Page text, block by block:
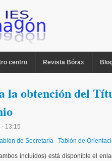
centro Revista Bórax
la obtención del
- 13:15
de Secretaria Tablón de
incluidos) está disponible el